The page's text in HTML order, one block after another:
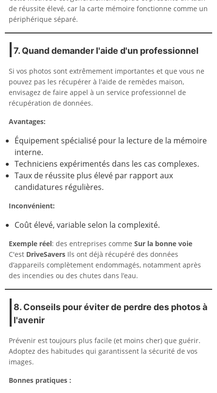
de réussite élevé, car la carte mémoire fonctionne comme un
périphérique séparé.
7. Quand demander l'aide d'un professionnel
Si vos photos sont extrêmement importantes et que vous ne
pouvez pas les récupérer à l'aide de remèdes maison,
envisagez de faire appel à un service professionnel de
récupération de données.
Avantages:
Équipement spécialisé pour la lecture de la mémoire
interne.
Techniciens expérimentés dans les cas complexes.
Taux de réussite plus élevé par rapport aux
candidatures régulières.
Inconvénient:
Coût élevé, variable selon la complexité.
Exemple réel: des entreprises comme Sur la bonne voie
C'est DriveSavers Ils ont déjà récupéré des données
d’appareils complètement endommagés, notamment après
des incendies ou des chutes dans l’eau.
8. Conseils pour éviter de perdre des photos à
l'avenir
Prévenir est toujours plus facile (et moins cher) que guérir.
Adoptez des habitudes qui garantissent la sécurité de vos
images.
Bonnes pratiques :